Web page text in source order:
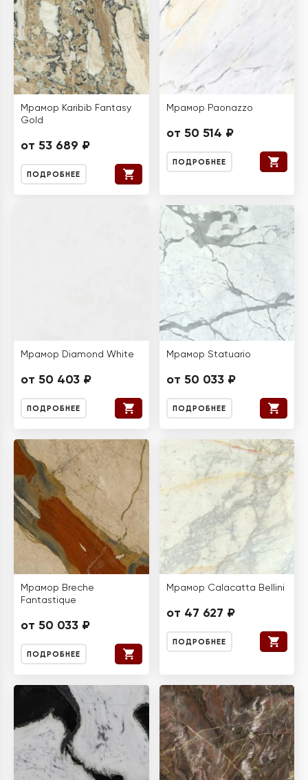
Мрамор Karibib Fantasy
Gold
от 53 689 ₽
ПОДРОБНЕЕ
Мрамор Paonazzo
от 50 514 ₽
ПОДРОБНЕЕ
Мрамор Diamond White
от 50 403 ₽
ПОДРОБНЕЕ
Мрамор Statuario
от 50 033 ₽
ПОДРОБНЕЕ
Мрамор Breche
Fantastique
от 50 033 ₽
ПОДРОБНЕЕ
Мрамор Calacatta Bellini
от 47 627 ₽
ПОДРОБНЕЕ